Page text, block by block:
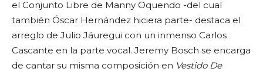
el Conjunto Libre de Manny Oquendo -del cual
también Óscar Hernández hiciera parte- destaca el
arreglo de Julio Jáuregui con un inmenso Carlos
Cascante en la parte vocal. Jeremy Bosch se encarga
de cantar su misma composición en Vestido De